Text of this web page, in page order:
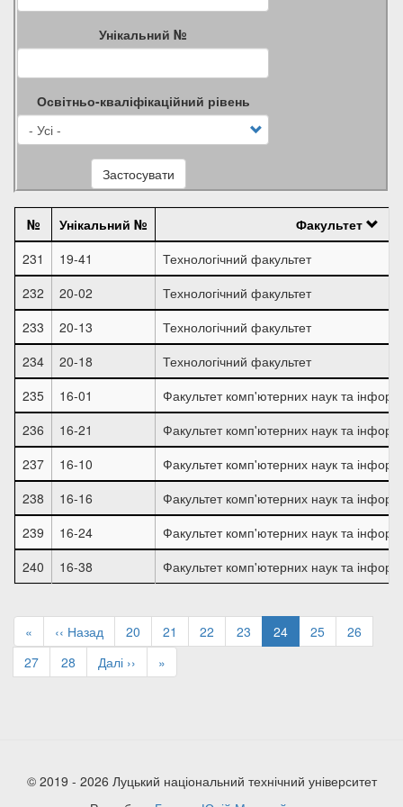
Унікальний №
Освітньо-кваліфікаційний рівень
Застосувати
№ Унікальний №
Факультет
231
19-41
Технологічний факультет
232
20-02
Технологічний факультет
233
20-13
Технологічний факультет
234
20-18
Технологічний факультет
235
16-01
Факультет комп'ютерних наук та
236
16-21
Факультет комп'ютерних наук та
237
16-10
Факультет комп'ютерних наук та
238
16-16
Факультет комп'ютерних наук та
239
16-24
Факультет комп'ютерних наук та
240
16-38 Факультет комп'ютерних наук та
Розбивка
на
сторінки
Перша
сторінка
«
Попередня
сторінка
‹‹ Назад Page
20 Page
21 Page
22 Page
23
Поточна
сторінка
24 Page
25 Page
26
Page
27 Page
28
Наступна
сторінка
Далі ››
Остання
сторінка
»
© 2019 - 2026 Луцький національний технічний університет